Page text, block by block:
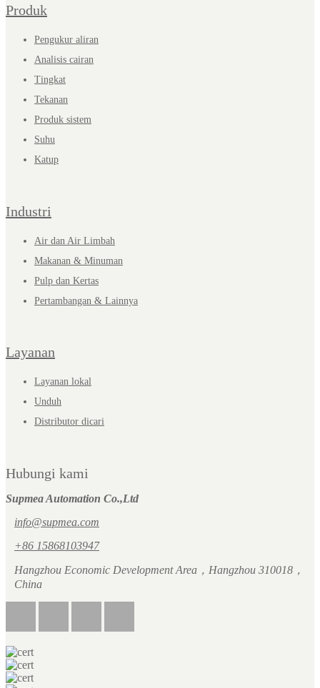
Produk
Pengukur aliran
Analisis cairan
Tingkat
Tekanan
Produk sistem
Suhu
Katup
Industri
Air dan Air Limbah
Makanan & Minuman
Pulp dan Kertas
Pertambangan & Lainnya
Layanan
Layanan lokal
Unduh
Distributor dicari
Hubungi kami
Supmea Automation Co.,Ltd
info@supmea.com
+86 15868103947
Hangzhou Economic Development Area，Hangzhou 310018，
China